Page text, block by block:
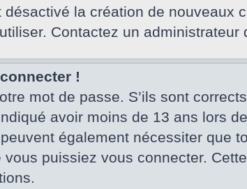
la création de nouveaux
Contactez un administrateur
!
mot de passe. S’ils sont
avoir moins de 13 ans lors
également nécessiter que
puissiez vous connecter.